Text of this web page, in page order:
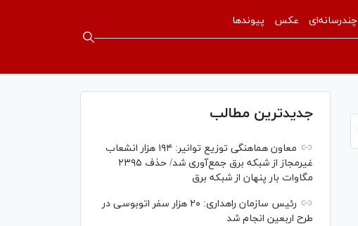
چندرسانه‌ای عکس پیوندها
جدیدترین مطالب
معاون هماهنگی توزیع توانیر: ۱۹۴ هزار انشعاب
غیرمجاز از شبکه برق جمع‌آوری شد/ حذف ۲۳۹۵
مگاوات بار پنهان از شبکه برق
رئیس سازمان راهداری: ۲۰ هزار سفر اتوبوسی در
طرح اربعین انجام شد